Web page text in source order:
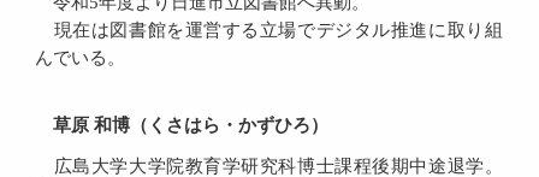
現在は図書館を運営する立場でデジタル推進に取り組
んでいる。
草原 和博（くさはら・かずひろ）
広島大学大学院教育学研究科博士課程後期中途退学。